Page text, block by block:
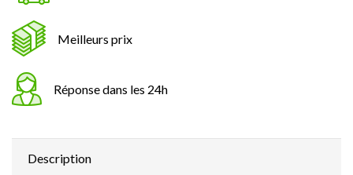
Meilleurs prix
Réponse dans les 24h
Description